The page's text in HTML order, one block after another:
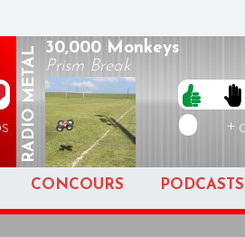
RADIO
METAL 30,000 Monkeys
Prism Break
+
CONCOURS PODCASTS